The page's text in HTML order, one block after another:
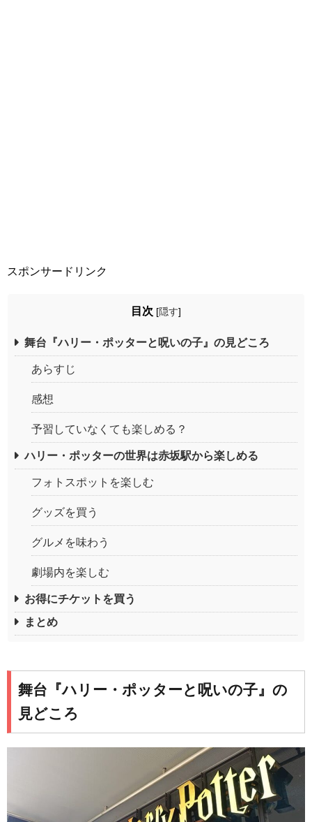
スポンサードリンク
目次 [隠す]
舞台『ハリー・ポッターと呪いの子』の見どころ
あらすじ
感想
予習していなくても楽しめる？
ハリー・ポッターの世界は赤坂駅から楽しめる
フォトスポットを楽しむ
グッズを買う
グルメを味わう
劇場内を楽しむ
お得にチケットを買う
まとめ
舞台『ハリー・ポッターと呪いの子』の
見どころ